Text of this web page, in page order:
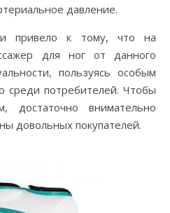
давление.
и привело к тому, что на
для ног от данного
пользуясь особым
среди потребителей. Чтобы
достаточно внимательно
довольных покупателей.